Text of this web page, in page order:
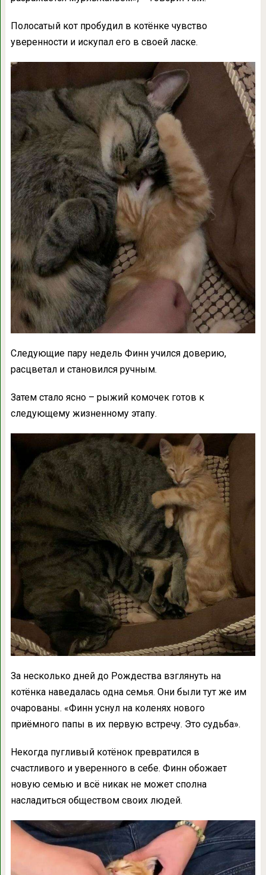
Полосатый кот пробудил в котёнке чувство
уверенности и искупал его в своей ласке.
Следующие пару недель Финн учился доверию,
расцветал и становился ручным.
Затем стало ясно – рыжий комочек готов к
следующему жизненному этапу.
За несколько дней до Рождества взглянуть на
котёнка наведалась одна семья. Они были тут же им
очарованы. «Финн уснул на коленях нового
приёмного папы в их первую встречу. Это судьба».
Некогда пугливый котёнок превратился в
счастливого и уверенного в себе. Финн обожает
новую семью и всё никак не может сполна
насладиться обществом своих людей.